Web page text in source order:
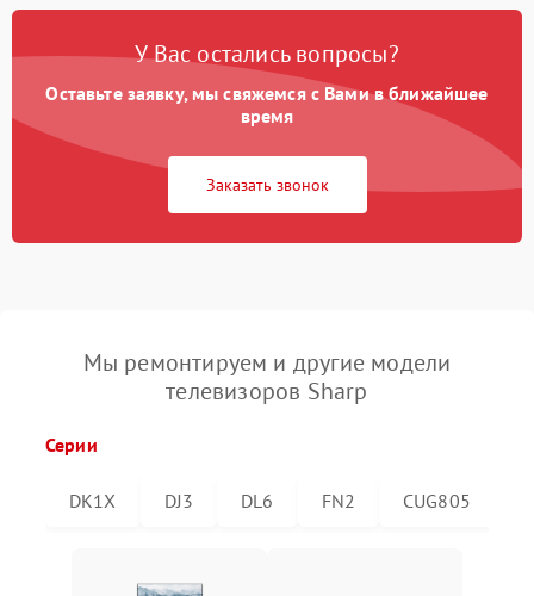
У Вас остались вопросы?
Оставьте заявку, мы свяжемся с Вами в ближайшее
время
Заказать звонок
Мы ремонтируем и другие модели
телевизоров Sharp
Серии
DK1X DJ3 DL6 FN2 CUG805